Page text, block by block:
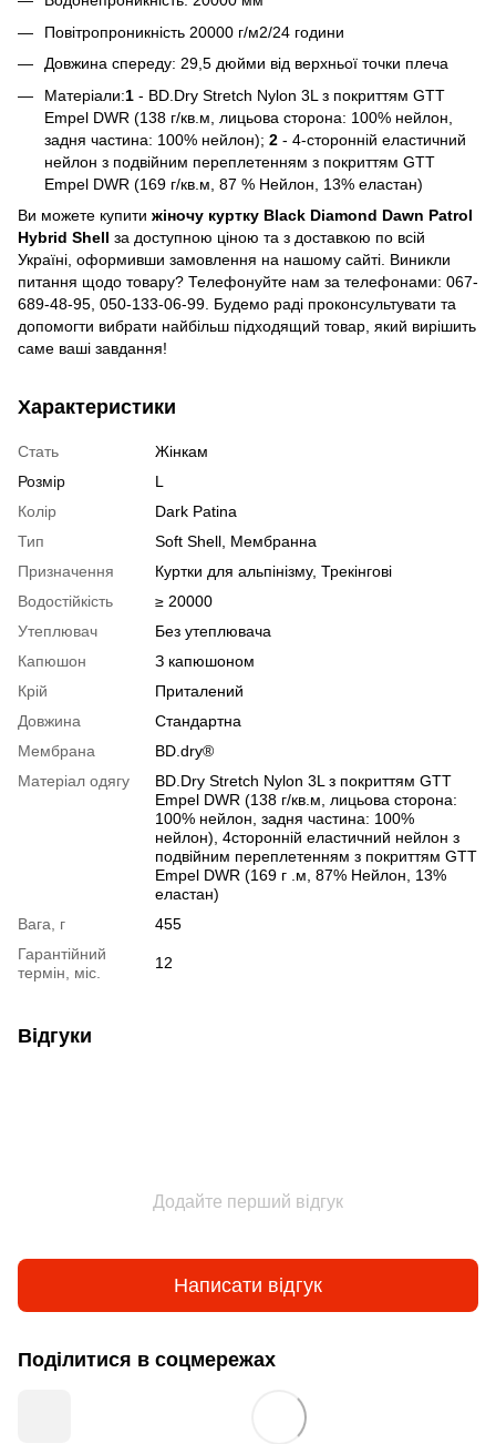
Повітропроникність 20000 г/м2/24 години
Довжина спереду: 29,5 дюйми від верхньої точки плеча
Матеріали:1 - BD.Dry Stretch Nylon 3L з покриттям GTT
Empel DWR (138 г/кв.м, лицьова сторона: 100% нейлон,
задня частина: 100% нейлон); 2 - 4-сторонній еластичний
нейлон з подвійним переплетенням з покриттям GTT
Empel DWR (169 г/кв.м, 87 % Нейлон, 13% еластан)
Ви можете купити жіночу куртку Black Diamond Dawn Patrol
Hybrid Shell за доступною ціною та з доставкою по всій
Україні, оформивши замовлення на нашому сайті. Виникли
питання щодо товару? Телефонуйте нам за телефонами: 067-
689-48-95, 050-133-06-99. Будемо раді проконсультувати та
допомогти вибрати найбільш підходящий товар, який вирішить
саме ваші завдання!
Характеристики
Стать
Жінкам
Розмір
L
Колір
Dark Patina
Тип
Soft Shell, Мембранна
Призначення
Куртки для альпінізму, Трекінгові
Водостійкість
≥ 20000
Утеплювач
Без утеплювача
Капюшон
З капюшоном
Крій
Приталений
Довжина
Стандартна
Мембрана
BD.dry®
Матеріал одягу
BD.Dry Stretch Nylon 3L з покриттям GTT
Empel DWR (138 г/кв.м, лицьова сторона:
100% нейлон, задня частина: 100%
нейлон), 4сторонній еластичний нейлон з
подвійним переплетенням з покриттям GTT
Empel DWR (169 г .м, 87% Нейлон, 13%
еластан)
Вага, г
455
Гарантійний
термін, міс.
12
Відгуки
Додайте перший відгук
Написати відгук
Поділитися в соцмережах